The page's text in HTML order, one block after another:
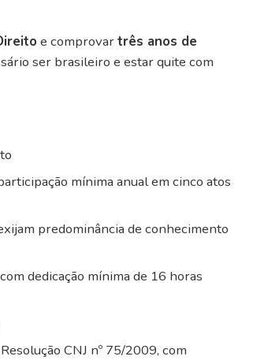
e comprovartrês anos de
ser brasileiro e estar quite com
mínima anual em cinco atos
predominância de conhecimento
dedicação mínima de 16 horas
CNJ nº 75/2009, com